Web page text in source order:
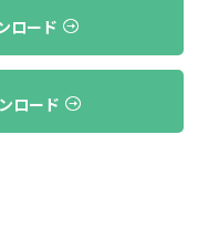
ロード
ロード